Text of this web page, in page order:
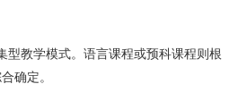
型教学模式。语言课程或预科课程则根
确定。